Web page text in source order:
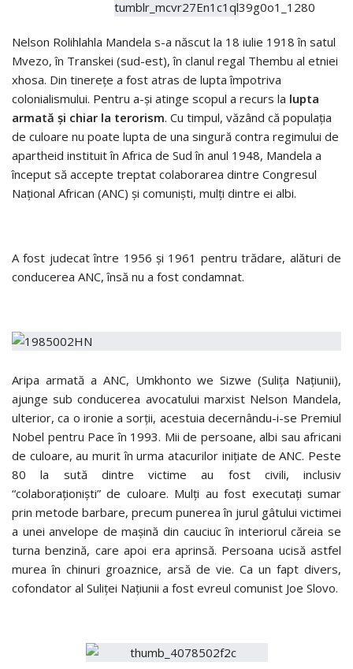
Nelson Rolihlahla Mandela s-a născut la 18 iulie 1918 în satul
Mvezo, în Transkei (sud-est), în clanul regal Thembu al etniei
xhosa. Din tinereţe a fost atras de lupta împotriva
colonialismului. Pentru a-şi atinge scopul a recurs la lupta
armată şi chiar la terorism. Cu timpul, văzând că populaţia
de culoare nu poate lupta de una singură contra regimului de
apartheid instituit în Africa de Sud în anul 1948, Mandela a
început să accepte treptat colaborarea dintre Congresul
Naţional African (ANC) şi comunişti, mulţi dintre ei albi.
A fost judecat între 1956 și 1961 pentru trădare, alături de
conducerea ANC, însă nu a fost condamnat.
Aripa armată a ANC, Umkhonto we Sizwe (Suliţa Naţiunii),
ajunge sub conducerea avocatului marxist Nelson Mandela,
ulterior, ca o ironie a sorţii, acestuia decernându-i-se Premiul
Nobel pentru Pace în 1993. Mii de persoane, albi sau africani
de culoare, au murit în urma atacurilor iniţiate de ANC. Peste
80 la sută dintre victime au fost civili, inclusiv
“colaboraţionişti” de culoare. Mulţi au fost executaţi sumar
prin metode barbare, precum punerea în jurul gâtului victimei
a unei anvelope de maşină din cauciuc în interiorul căreia se
turna benzină, care apoi era aprinsă. Persoana ucisă astfel
murea în chinuri groaznice, arsă de vie. Ca un fapt divers,
cofondator al Suliţei Naţiunii a fost evreul comunist Joe Slovo.